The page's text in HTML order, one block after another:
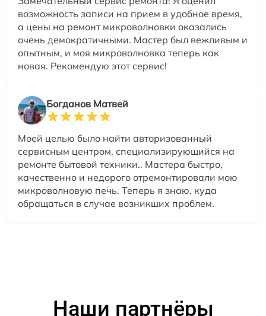
возможность записи на прием в удобное время,
а цены на ремонт микроволновки оказались
очень демократичными. Мастер был вежливым и
опытным, и моя микроволновка теперь как
новая. Рекомендую этот сервис!
Богданов Матвей
Моей целью было найти авторизованный
сервисным центром, специализирующийся на
ремонте бытовой техники.. Мастера быстро,
качественно и недорого отремонтировали мою
микроволновую печь. Теперь я знаю, куда
обращаться в случае возникших проблем.
Наши партнёры